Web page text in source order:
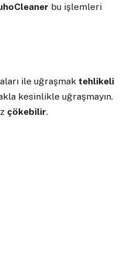
bu işlemleri
ile uğraşmak tehlikeli
kesinlikle uğraşmayın.
çökebilir.